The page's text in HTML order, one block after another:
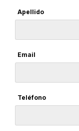
Apellido
Email
Teléfono